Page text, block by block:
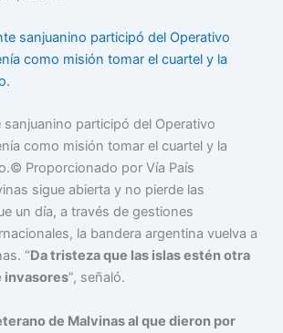
participó del Operativo
como misión tomar el cuartel y la
© Proporcionado por Vía País
sigue abierta y no pierde las
un día, a través de gestiones
la bandera argentina vuelva a
“Da tristeza que las islas estén otra
invasores”, señaló.
de Malvinas al que dieron por